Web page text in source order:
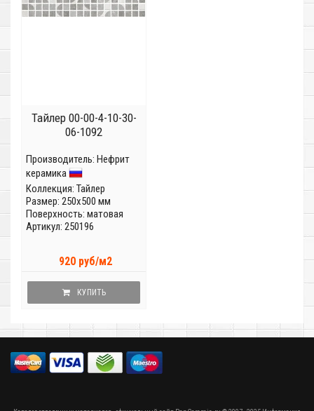
Тайлер 00-00-4-10-30-
06-1092
Производитель: Нефрит
керамика
Коллекция: Тайлер
Размер: 250x500 мм
Поверхность: матовая
Артикул: 250196
920 руб/м2
КУПИТЬ